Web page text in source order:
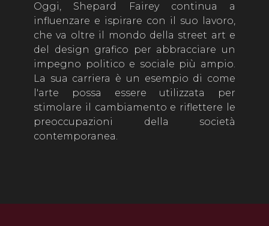
Oggi, Shepard Fairey continua a
influenzare e ispirare con il suo lavoro,
che va oltre il mondo della street art e
del design grafico per abbracciare un
impegno politico e sociale più ampio.
La sua carriera è un esempio di come
l'arte possa essere utilizzata per
stimolare il cambiamento e riflettere le
preoccupazioni della società
contemporanea.